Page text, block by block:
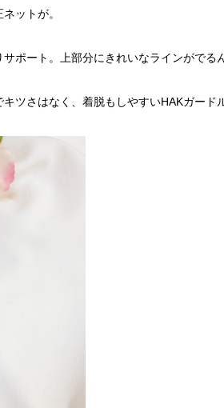
ットが。
ポート。上部分にきれいなラインがでる
ツさはなく、着脱もしやすいHAKガード